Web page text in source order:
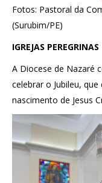
Fotos: Pastoral da
(Surubim/PE)
IGREJAS PEREGRINAS
A Diocese de Nazaré
celebrar o Jubileu,
nascimento de Jesus